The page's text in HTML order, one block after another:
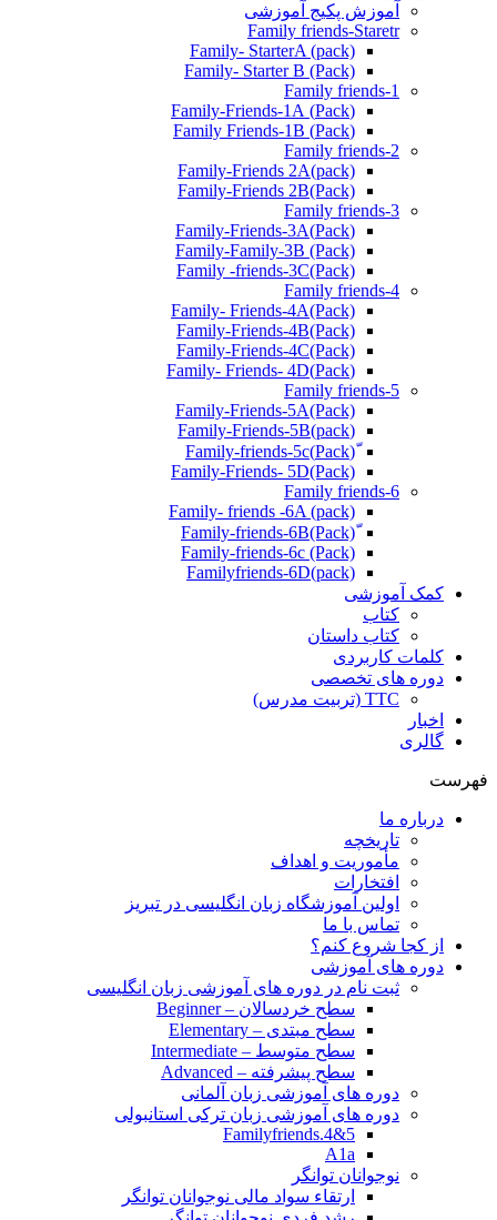
آموزش پکیج آموزشی
Family friends-Staretr
Family- StarterA (pack)
Family- Starter B (Pack)
Family friends-1
(Pack) Family-Friends-1A
(Pack) Family Friends-1B
Family friends-2
Family-Friends 2A(pack)
Family-Friends 2B(Pack)
Family friends-3
(Pack)Family-Friends-3A
Family-Family-3B (Pack)
Family -friends-3C(Pack)
Family friends-4
Family- Friends-4A(Pack)
Family-Friends-4B(Pack)
Family-Friends-4C(Pack)
(Pack)Family- Friends- 4D
Family friends-5
Family-Friends-5A(Pack)
(pack)Family-Friends-5B
ّ(Pack)Family-friends-5c
Family-Friends- 5D(Pack)
Family friends-6
Family- friends -6A (pack)
Family-friends-6c (Pack)
Familyfriends-6D(pack)
کمک آموزشی
کتاب
کتاب داستان
کلمات کاربردی
دوره های تخصصی
TTC (تربیت مدرس)
اخبار
گالری
فهرست
درباره ما
تاریخچه
مأموریت و اهداف
افتخارات
اولین آموزشگاه زبان انگلیسی در تبریز
تماس با ما
از کجا شروع کنم؟
دوره های آموزشی
ثبت نام در دوره های آموزشی زبان انگلیسی
سطح خردسالان – Beginner
سطح مبتدی – Elementary
سطح متوسط – Intermediate
سطح پیشرفته – Advanced
دوره های آموزشی زبان آلمانی
دوره های آموزشی زبان ترکی استانبولی
Familyfriends.4&5
A1a
نوجوانان توانگر
ارتقاء سواد مالی نوجوانان توانگر